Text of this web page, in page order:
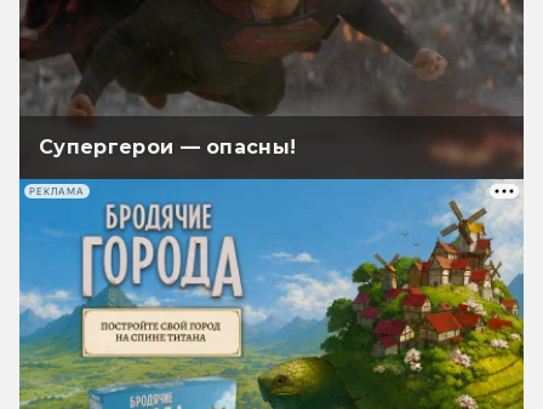
Супергерои — опасны!
РЕКЛАМА